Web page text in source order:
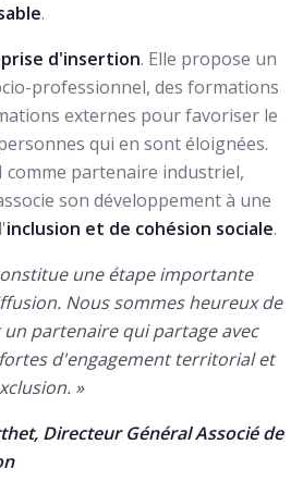
.
d'insertion. Elle propose un
professionnel, des formations
externes pour favoriser le
qui en sont éloignées.
comme partenaire industriel,
son développement à une
inclusion et de cohésion sociale.
une étape importante
Nous sommes heureux de
partenaire qui partage avec
d'engagement territorial et
»
Directeur Général Associé de